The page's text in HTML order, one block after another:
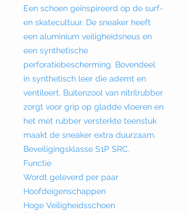
Een schoen geïnspireerd op de surf-
en skatecultuur. De sneaker heeft
een aluminium veiligheidsneus en
een synthetische
perforatiebescherming. Bovendeel
in synthetisch leer die ademt en
ventileert. Buitenzool van nitrilrubber
zorgt voor grip op gladde vloeren en
het met rubber versterkte teenstuk
maakt de sneaker extra duurzaam.
Beveiligingsklasse S1P SRC.
Functie
Wordt geleverd per paar
Hoofdeigenschappen
Hoge Veiligheidsschoen